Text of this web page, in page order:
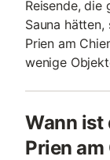
Reisende, die
Sauna
Prien am
wenige
Wann ist
Prien